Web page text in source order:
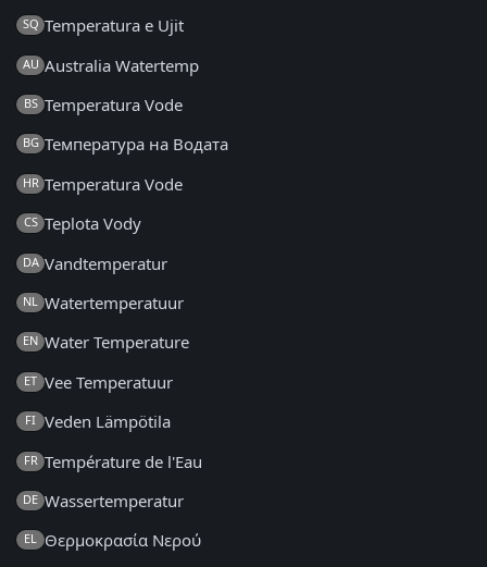
SQ Temperatura e Ujit
AU Australia Watertemp
BS Temperatura Vode
BG Температура на Водата
HR Temperatura Vode
CS Teplota Vody
DA Vandtemperatur
NL Watertemperatuur
EN Water Temperature
ET Vee Temperatuur
FI Veden Lämpötila
FR Température de l'Eau
DE Wassertemperatur
EL Θερμοκρασία Νερού